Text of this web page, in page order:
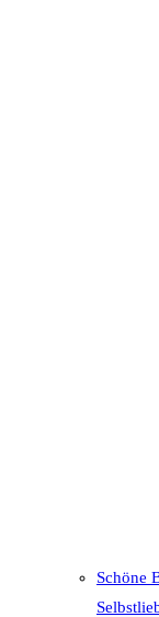
Schöne